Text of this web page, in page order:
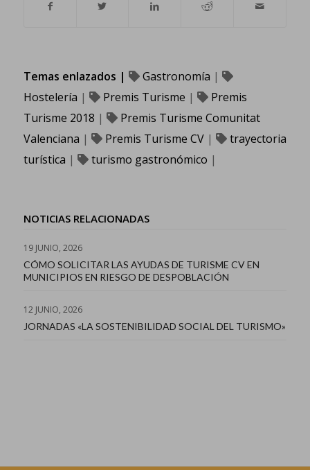
Temas enlazados | Gastronomía |
Hostelería | Premis Turisme |
Premis
Turisme 2018 |
Premis Turisme Comunitat
Valenciana | Premis Turisme CV |
trayectoria
turística | turismo gastronómico |
NOTICIAS RELACIONADAS
19 JUNIO, 2026
CÓMO SOLICITAR LAS AYUDAS DE TURISME CV EN
MUNICIPIOS EN RIESGO DE DESPOBLACIÓN
12 JUNIO, 2026
JORNADAS «LA SOSTENIBILIDAD SOCIAL DEL TURISMO»